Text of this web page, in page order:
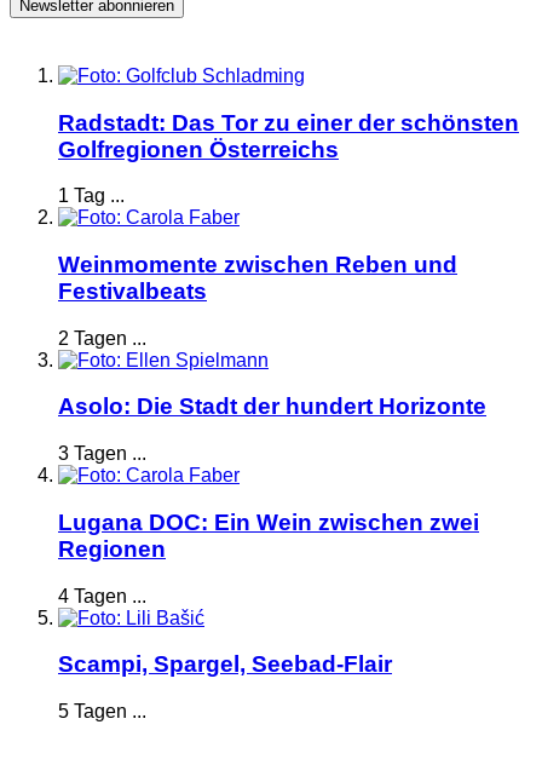
Radstadt: Das Tor zu einer der schönsten
Golfregionen Österreichs
1 Tag ...
Weinmomente zwischen Reben und
Festivalbeats
2 Tagen ...
Asolo: Die Stadt der hundert Horizonte
3 Tagen ...
Lugana DOC: Ein Wein zwischen zwei
Regionen
4 Tagen ...
Scampi, Spargel, Seebad-Flair
5 Tagen ...